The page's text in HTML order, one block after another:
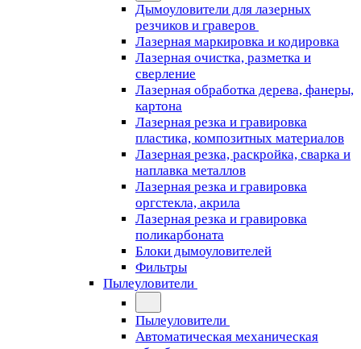
Дымоуловители для лазерных
резчиков и граверов
Лазерная маркировка и кодировка
Лазерная очистка, разметка и
сверление
Лазерная обработка дерева, фанеры,
картона
Лазерная резка и гравировка
пластика, композитных материалов
Лазерная резка, раскройка, сварка и
наплавка металлов
Лазерная резка и гравировка
оргстекла, акрила
Лазерная резка и гравировка
поликарбоната
Блоки дымоуловителей
Фильтры
Пылеуловители
Пылеуловители
Автоматическая механическая